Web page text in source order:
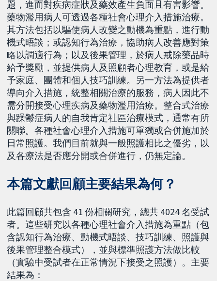
題，進而對疾病症狀及藥效產生負面且有害影響。
藥物濫用病人可透過各種社會心理介入措施治療。
其方法包括以驅使病人改變之動機為重點，進行動
機式晤談；或認知行為治療，協助病人改善應對策
略以調適行為；以及後果管理，於病人戒除藥品時
給予獎勵，並提供病人及照顧者心理教育，或是給
予家庭、團體和個人技巧訓練。另一方法為提供者
導向介入措施，統整相關治療的服務，病人因此不
需分開接受心理疾病及藥物濫用治療。整合式治療
與躁鬱症病人的自我肯定社區治療模式，通常有所
關聯。各種社會心理介入措施可單獨或合併施加於
日常照護。我們目前就與一般照護相比之優劣，以
及各療法是否應分開或合併進行，仍無定論。
本篇文獻回顧主要結果為何？
此篇回顧共包含 41 份相關研究，總共 4024 名受試
者。這些研究以各種心理社會介入措施為重點（包
含認知行為治療、動機式晤談、技巧訓練、照護與
後果管理整合模式），並與標準照護方法做比較
（實驗中受試者在正常情況下接受之照護）。主要
結果為：